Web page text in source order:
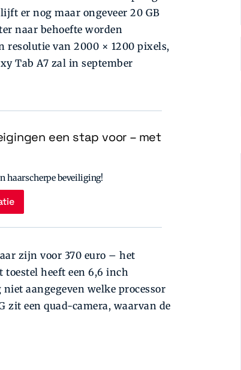
er nog maar ongeveer 20 GB
naar behoefte worden
resolutie van 2000 × 1200 pixels,
Tab A7 zal in september
een stap voor – met
haarscherpe beveiliging!
zijn voor 370 euro – het
toestel heeft een 6,6 inch
aangegeven welke processor
zit een quad-camera, waarvan de